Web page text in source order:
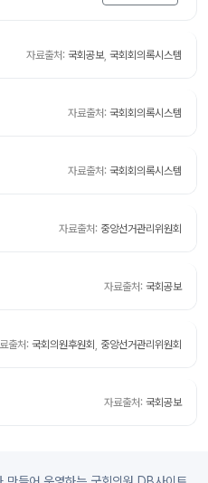
자료출처: 국회공보, 국회회의록시스템
자료출처: 국회회의록시스템
자료출처: 국회회의록시스템
자료출처: 중앙선거관리위원회
자료출처: 국회공보
출처: 국회의원후원회 중앙선거관리위원회
자료출처: 국회공보